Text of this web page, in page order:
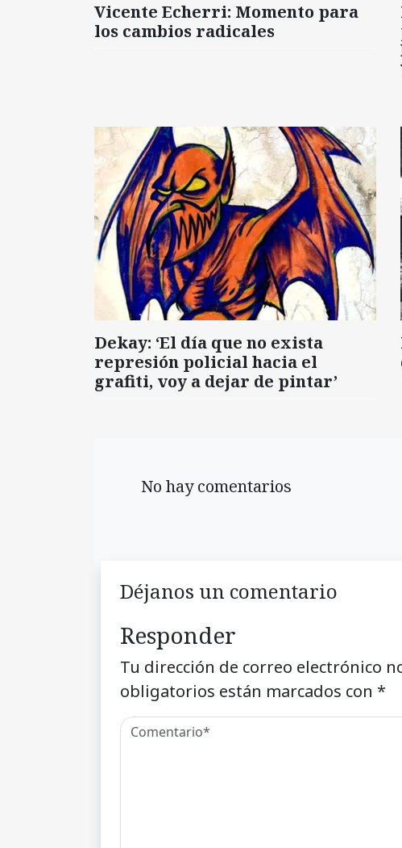
Vicente Echerri: Momento para
los cambios radicales
Dekay: ‘El día que no exista
represión policial hacia el
grafiti, voy a dejar de pintar’
No hay comentarios
Déjanos un comentario
Responder
Tu dirección de correo electrónico
obligatorios están marcados con *